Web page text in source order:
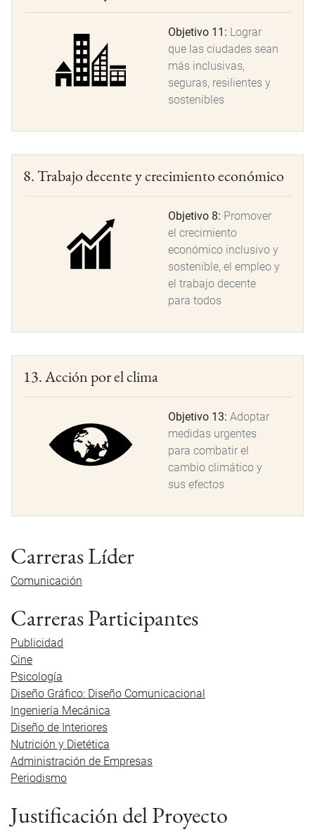
Objetivo 11: Lograr
que las ciudades sean
más inclusivas,
seguras, resilientes y
sostenibles
8. Trabajo decente y crecimiento económico
Objetivo 8: Promover
el crecimiento
económico inclusivo y
sostenible, el empleo y
el trabajo decente
para todos
13. Acción por el clima
Objetivo 13: Adoptar
medidas urgentes
para combatir el
cambio climático y
sus efectos
Carreras Líder
Comunicación
Carreras Participantes
Publicidad
Cine
Psicología
Diseño Gráfico: Diseño Comunicacional
Ingeniería Mecánica
Diseño de Interiores
Nutrición y Dietética
Administración de Empresas
Periodismo
Justificación del Proyecto